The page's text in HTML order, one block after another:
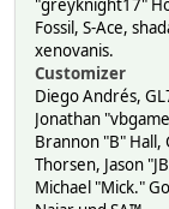
"greyknight17"
Fossil, S-Ace,
xenovanis.
Customizer
Diego Andrés,
Jonathan
Brannon "B" Hall,
Thorsen, Jason
Michael "Mick."